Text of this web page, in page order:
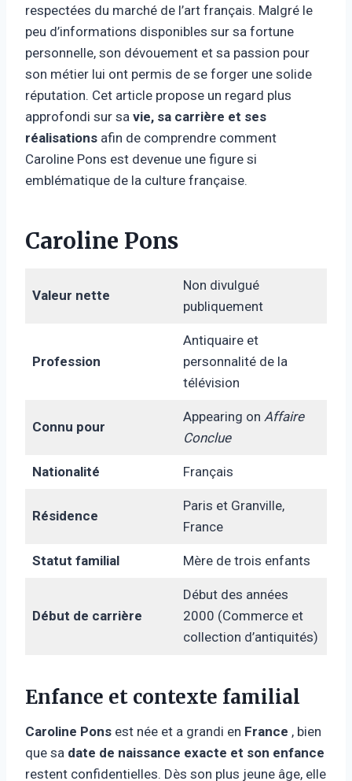
respectées du marché de l’art français. Malgré le
peu d’informations disponibles sur sa fortune
personnelle, son dévouement et sa passion pour
son métier lui ont permis de se forger une solide
réputation. Cet article propose un regard plus
approfondi sur sa vie, sa carrière et ses
réalisations afin de comprendre comment
Caroline Pons est devenue une figure si
emblématique de la culture française.
Caroline Pons
Valeur nette
Non divulgué
publiquement
Profession
Antiquaire et
personnalité de la
télévision
Connu pour
Appearing on Affaire
Conclue
Nationalité Français
Résidence
Paris et Granville,
France
Statut familial Mère de trois enfants
Début de carrière
Début des années
2000 (Commerce et
collection d’antiquités)
Enfance et contexte familial
Caroline Pons est née et a grandi en France , bien
que sa date de naissance exacte et son enfance
restent confidentielles. Dès son plus jeune âge, elle